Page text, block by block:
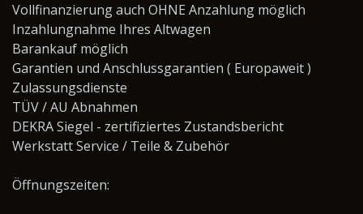
Vollfinanzierung auch OHNE Anzahlung möglich
Inzahlungnahme Ihres Altwagen
Barankauf möglich
Garantien und Anschlussgarantien ( Europaweit )
Zulassungsdienste
TÜV / AU Abnahmen
DEKRA Siegel - zertifiziertes Zustandsbericht
Werkstatt Service / Teile & Zubehör
Öffnungszeiten: